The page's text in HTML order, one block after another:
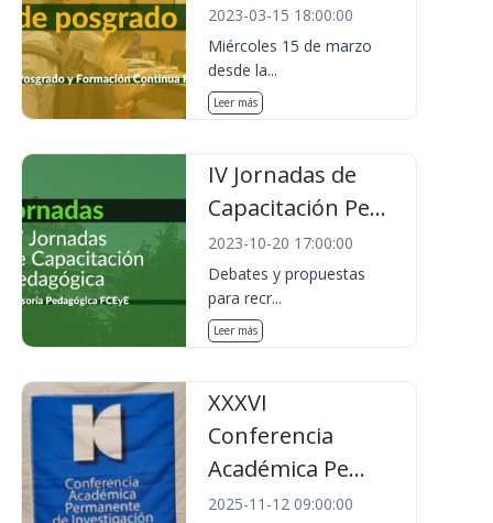
2023-03-15 18:00:00
Miércoles 15 de marzo
desde la...
Leer más
IV Jornadas de
Capacitación Pe...
2023-10-20 17:00:00
Debates y propuestas
para recr...
Leer más
XXXVI
Conferencia
Académica Pe...
2025-11-12 09:00:00